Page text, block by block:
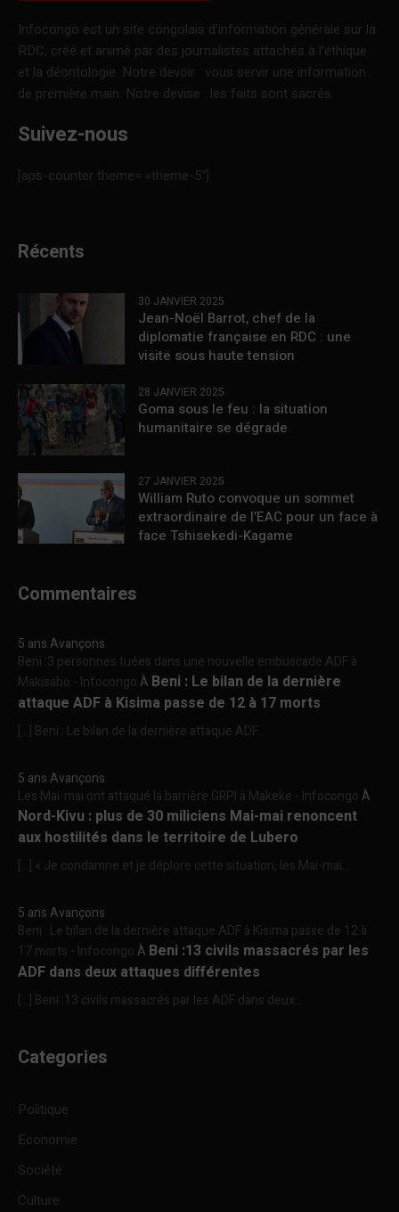
Infocongo est un site congolais d’information générale sur la
RDC, créé et animé par des journalistes attachés à l’éthique
et la déontologie. Notre devoir : vous servir une information
de première main. Notre devise : les faits sont sacrés.
Suivez-nous
[aps-counter theme= »theme-5″]
Récents
30 JANVIER 2025
Jean-Noël Barrot, chef de la
diplomatie française en RDC : une
visite sous haute tension
28 JANVIER 2025
Goma sous le feu : la situation
humanitaire se dégrade
27 JANVIER 2025
William Ruto convoque un sommet
extraordinaire de l’EAC pour un face à
face Tshisekedi-Kagame
Commentaires
5 ans Avançons
Beni :3 personnes tuées dans une nouvelle embuscade ADF à
Makisabo - InfocongoÀ Beni : Le bilan de la dernière
attaque ADF à Kisima passe de 12 à 17 morts
[…] Beni : Le bilan de la dernière attaque ADF...
5 ans Avançons
Les Mai-mai ont attaqué la barrière GRPI à Makeke - InfocongoÀ
Nord-Kivu : plus de 30 miliciens Mai-mai renoncent
aux hostilités dans le territoire de Lubero
[…] « Je condamne et je déplore cette situation, les Mai-mai...
5 ans Avançons
Beni : Le bilan de la dernière attaque ADF à Kisima passe de 12 à
17 morts - InfocongoÀ Beni :13 civils massacrés par les
ADF dans deux attaques différentes
[…] Beni :13 civils massacrés par les ADF dans deux...
Categories
Politique
Economie
Société
Culture